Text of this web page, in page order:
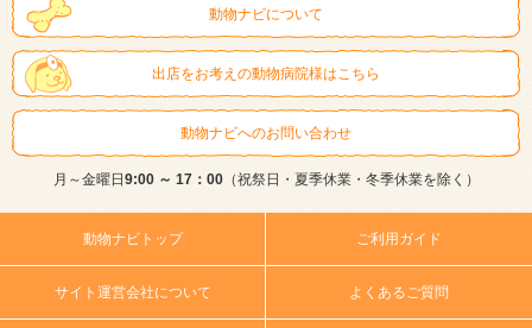
動物ナビについて
出店をお考えの動物病院様はこちら
動物ナビへのお問い合わせ
月～金曜日9:00 ～ 17：00（祝祭日・夏季休業・冬季休業を除く）
動物ナビトップ ご利用ガイド
サイト運営会社について よくあるご質問